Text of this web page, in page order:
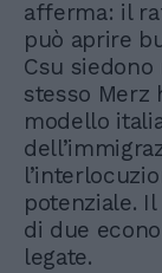
afferma: il
può aprire
Csu siedono
stesso Merz
modello
potenziale.
di due
legate.